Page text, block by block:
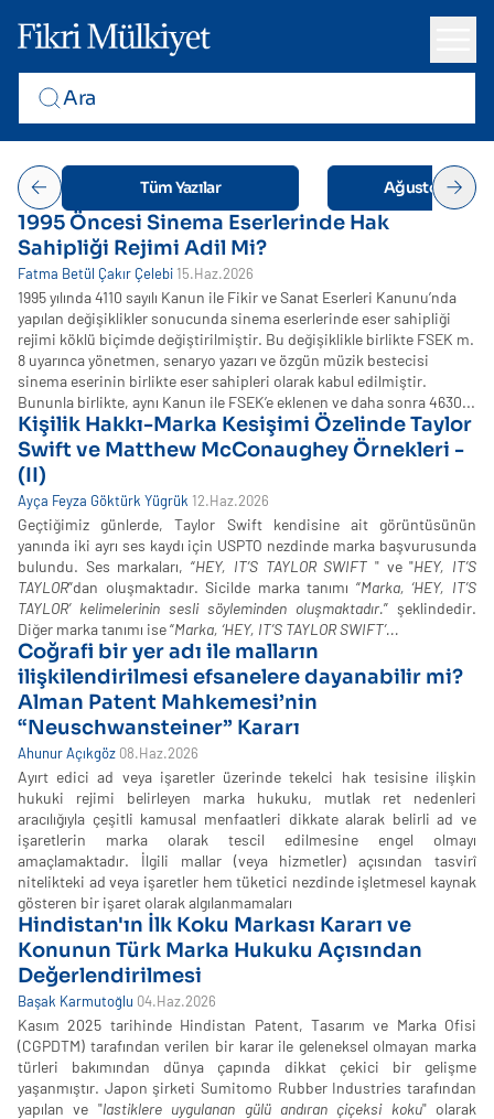
Tüm Yazılar Ağustos 2026
1995 Öncesi Sinema Eserlerinde Hak
Sahipliği Rejimi Adil Mi?
Fatma Betül Çakır Çelebi 15.Haz.2026
1995 yılında 4110 sayılı Kanun ile Fikir ve Sanat Eserleri Kanunu’nda
yapılan değişiklikler sonucunda sinema eserlerinde eser sahipliği
rejimi köklü biçimde değiştirilmiştir. Bu değişiklikle birlikte FSEK m.
8 uyarınca yönetmen, senaryo yazarı ve özgün müzik bestecisi
sinema eserinin birlikte eser sahipleri olarak kabul edilmiştir.
Bununla birlikte, aynı Kanun ile FSEK’e eklenen ve daha sonra 4630...
Kişilik Hakkı-Marka Kesişimi Özelinde Taylor
Swift ve Matthew McConaughey Örnekleri -
(II)
Ayça Feyza Göktürk Yügrük 12.Haz.2026
Geçtiğimiz günlerde, Taylor Swift kendisine ait görüntüsünün
yanında iki ayrı ses kaydı için USPTO nezdinde marka başvurusunda
bulundu. Ses markaları, “HEY, IT’S TAYLOR SWIFT " ve "HEY, IT’S
TAYLOR”dan oluşmaktadır. Sicilde marka tanımı “Marka, ‘HEY, IT’S
TAYLOR’ kelimelerinin sesli söyleminden oluşmaktadır.” şeklindedir.
Diğer marka tanımı ise “Marka, ‘HEY, IT’S TAYLOR SWIFT’...
Coğrafi bir yer adı ile malların
ilişkilendirilmesi efsanelere dayanabilir mi?
Alman Patent Mahkemesi’nin
“Neuschwansteiner” Kararı
Ahunur Açıkgöz 08.Haz.2026
Ayırt edici ad veya işaretler üzerinde tekelci hak tesisine ilişkin
hukuki rejimi belirleyen marka hukuku, mutlak ret nedenleri
aracılığıyla çeşitli kamusal menfaatleri dikkate alarak belirli ad ve
işaretlerin marka olarak tescil edilmesine engel olmayı
amaçlamaktadır. İlgili mallar (veya hizmetler) açısından tasvirî
nitelikteki ad veya işaretler hem tüketici nezdinde işletmesel kaynak
gösteren bir işaret olarak algılanmamaları
Hindistan'ın İlk Koku Markası Kararı ve
Konunun Türk Marka Hukuku Açısından
Değerlendirilmesi
Başak Karmutoğlu 04.Haz.2026
Kasım 2025 tarihinde Hindistan Patent, Tasarım ve Marka Ofisi
(CGPDTM) tarafından verilen bir karar ile geleneksel olmayan marka
türleri bakımından dünya çapında dikkat çekici bir gelişme
yaşanmıştır. Japon şirketi Sumitomo Rubber Industries tarafından
yapılan ve "lastiklere uygulanan gülü andıran çiçeksi koku" olarak